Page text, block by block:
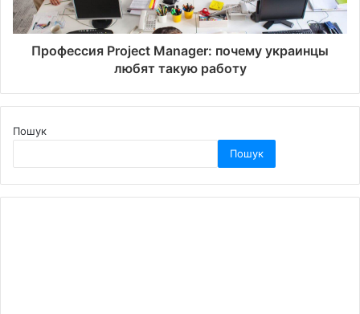
Профессия Project Manager: почему украинцы
любят такую работу
Пошук
Пошук